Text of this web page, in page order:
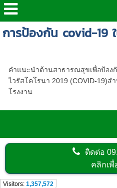
การป้องกัน covid-19
คำแนะนำด้านสาธารณสุขเพื่อป้อง
ไวรัสโคโรนา 2019 (COVID-19)ส
โรงงาน
ติดต่อ
คลิกเพื่
Visitors: 1,357,572